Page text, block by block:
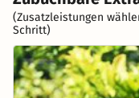
(Zusatzleistungen
Schritt)